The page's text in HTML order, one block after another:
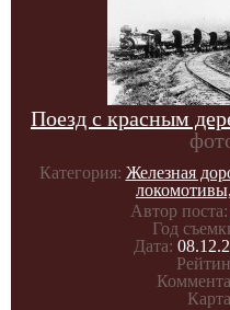
Поезд с красным
Категория: Железная
Автор поста:
Год
Дата: